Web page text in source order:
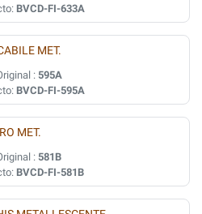
BVCD-FI-633A
MET.
: 595A
BVCD-FI-595A
MET.
: 581B
BVCD-FI-581B